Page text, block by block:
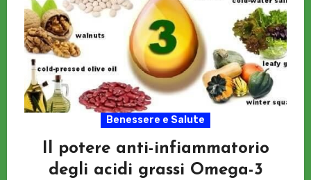
Benessere e Salute
Il potere anti-infiammatorio
degli acidi grassi Omega-3